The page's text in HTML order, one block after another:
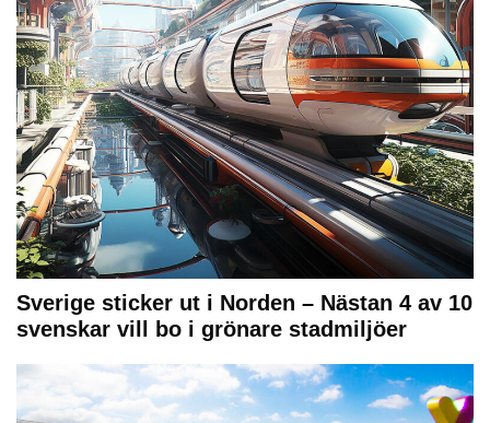
Sverige sticker ut i Norden – Nästan 4 av 10
svenskar vill bo i grönare stadmiljöer